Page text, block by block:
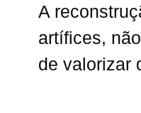
A
artífices,
de valorizar